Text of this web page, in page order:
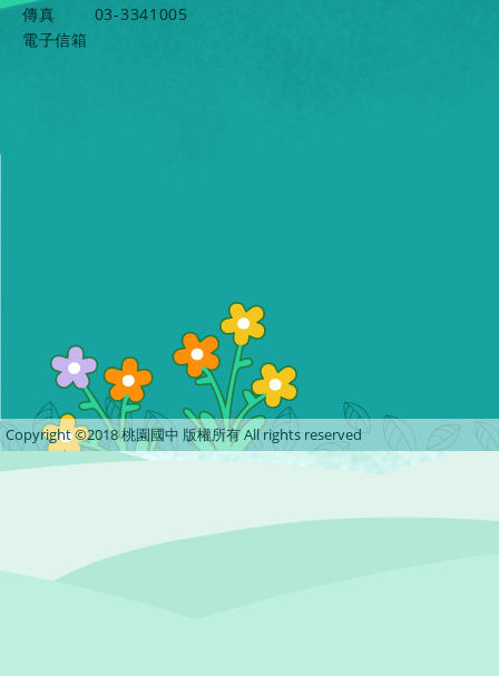
傳真
03-3341005
電子信箱
Copyright ©2018 桃園國中 版權所有 All rights reserved